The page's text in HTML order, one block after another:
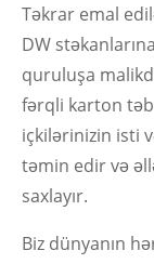
Təkrar emal
DW
quruluşa
fərqli karton
içkilərinizin isti
təmin edir və
saxlayır.
Biz dünyanın